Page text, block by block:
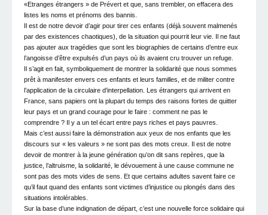
«Etranges étrangers » de Prévert et que, sans trembler, on effacera des
listes les noms et prénoms des bannis.
Il est de notre devoir d’agir pour tirer ces enfants (déjà souvent malmenés
par des existences chaotiques), de la situation qui pourrit leur vie. Il ne faut
pas ajouter aux tragédies que sont les biographies de certains d’entre eux
l’angoisse d’être expulsés d’un pays où ils avaient cru trouver un refuge.
Il s’agit en fait, symboliquement de montrer la solidarité que nous sommes
prêt à manifester envers ces enfants et leurs familles, et de militer contre
l’application de la circulaire d’interpellation. Les étrangers qui arrivent en
France, sans papiers ont la plupart du temps des raisons fortes de quitter
leur pays et un grand courage pour le faire : comment ne pas le
comprendre ? Il y a un tel écart entre pays riches et pays pauvres.
Mais c’est aussi faire la démonstration aux yeux de nos enfants que les
discours sur « les valeurs » ne sont pas des mots creux. Il est de notre
devoir de montrer à la jeune génération qu’on dit sans repères, que la
justice, l’altruisme, la solidarité, le dévouement à une cause commune ne
sont pas des mots vides de sens. Et que certains adultes savent faire ce
qu’il faut quand des enfants sont victimes d’injustice ou plongés dans des
situations intolérables.
Sur la base d’une indignation de départ, c’est une nouvelle force solidaire qui